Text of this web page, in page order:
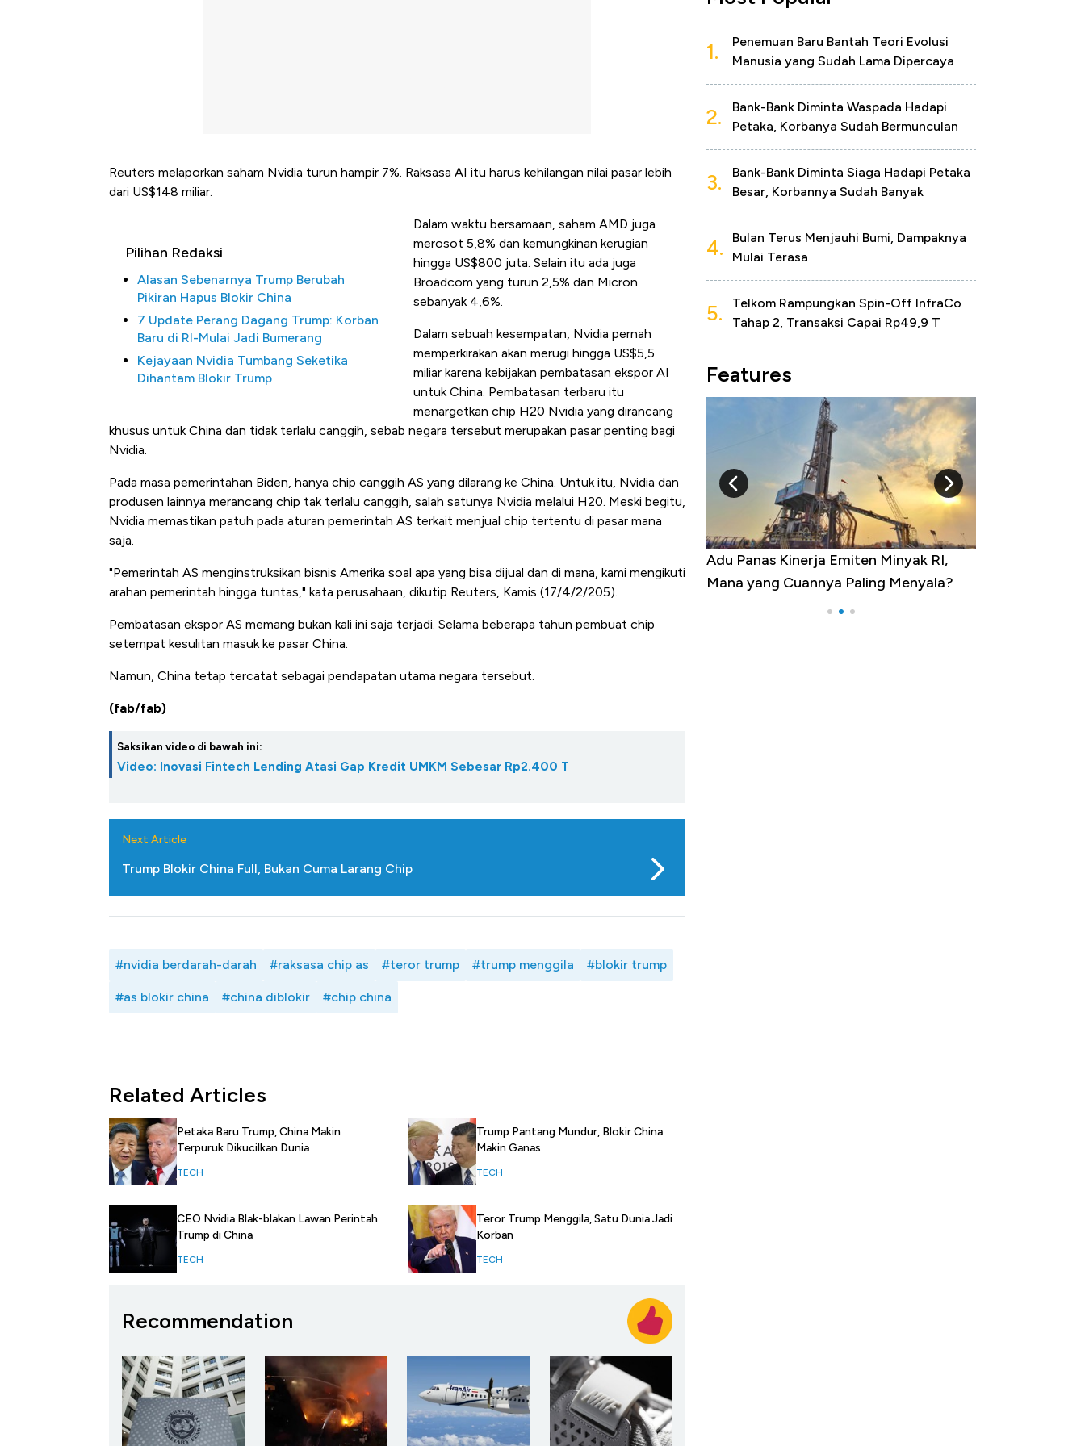
Reuters melaporkan saham Nvidia turun hampir 7%. Raksasa AI itu harus kehilangan nilai pasar lebih
dari US$148 miliar.
Pilihan Redaksi
Alasan Sebenarnya Trump Berubah
Pikiran Hapus Blokir China
7 Update Perang Dagang Trump: Korban
Baru di RI-Mulai Jadi Bumerang
Kejayaan Nvidia Tumbang Seketika
Dihantam Blokir Trump
Dalam waktu bersamaan, saham AMD juga
merosot 5,8% dan kemungkinan kerugian
hingga US$800 juta. Selain itu ada juga
Broadcom yang turun 2,5% dan Micron
sebanyak 4,6%.
Dalam sebuah kesempatan, Nvidia pernah
memperkirakan akan merugi hingga US$5,5
miliar karena kebijakan pembatasan ekspor AI
untuk China. Pembatasan terbaru itu
menargetkan chip H20 Nvidia yang dirancang
khusus untuk China dan tidak terlalu canggih, sebab negara tersebut merupakan pasar penting bagi
Nvidia.
Pada masa pemerintahan Biden, hanya chip canggih AS yang dilarang ke China. Untuk itu, Nvidia dan
produsen lainnya merancang chip tak terlalu canggih, salah satunya Nvidia melalui H20. Meski begitu,
Nvidia memastikan patuh pada aturan pemerintah AS terkait menjual chip tertentu di pasar mana
saja.
"Pemerintah AS menginstruksikan bisnis Amerika soal apa yang bisa dijual dan di mana, kami mengikuti
arahan pemerintah hingga tuntas," kata perusahaan, dikutip Reuters, Kamis (17/4/2/205).
Pembatasan ekspor AS memang bukan kali ini saja terjadi. Selama beberapa tahun pembuat chip
setempat kesulitan masuk ke pasar China.
Namun, China tetap tercatat sebagai pendapatan utama negara tersebut.
(fab/fab)
Saksikan video di bawah ini:
Video: Inovasi Fintech Lending Atasi Gap Kredit UMKM Sebesar Rp2.400 T
Next Article
Trump Blokir China Full, Bukan Cuma Larang Chip
#nvidia berdarah-darah #raksasa chip as #teror trump #trump menggila #blokir trump
#as blokir china #china diblokir #chip china
Related Articles
Petaka Baru Trump, China Makin
Terpuruk Dikucilkan Dunia
TECH
CEO Nvidia Blak-blakan Lawan Perintah
Trump di China
TECH
Trump Pantang Mundur, Blokir China
Makin Ganas
TECH
Teror Trump Menggila, Satu Dunia Jadi
Korban
TECH
Recommendation
1.
Penemuan Baru Bantah Teori Evolusi
Manusia yang Sudah Lama Dipercaya
2.
Bank-Bank Diminta Waspada Hadapi
Petaka, Korbanya Sudah Bermunculan
3.
Bank-Bank Diminta Siaga Hadapi Petaka
Besar, Korbannya Sudah Banyak
4.
Bulan Terus Menjauhi Bumi, Dampaknya
Mulai Terasa
5.
Telkom Rampungkan Spin-Off InfraCo
Tahap 2, Transaksi Capai Rp49,9 T
Features
Tembaga Terbang ke Zona Berbahaya
Adu Panas Kinerja Emiten Minyak RI,
Mana yang Cuannya Paling Menyala?